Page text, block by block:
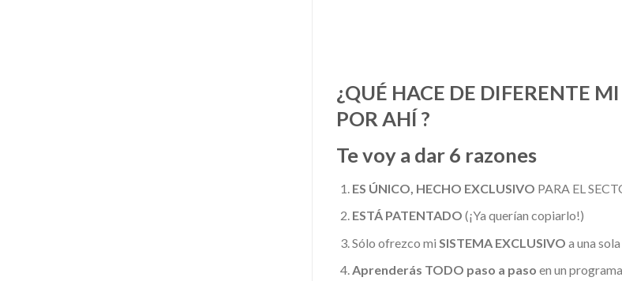
¿QUÉ HACE DE DIFERENTE
POR AHÍ ?
Te voy a dar 6 razones
ES ÚNICO, HECHO EXCLUSIVO PARA EL
ESTÁ PATENTADO (¡Ya querían copiarlo!)
Sólo ofrezco miSISTEMA EXCLUSIVO a una
Aprenderás TODO paso a paso en un